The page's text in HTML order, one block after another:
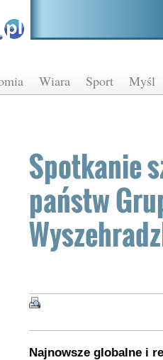
Wiara Sport Myśl
Spotkanie
państw
Najnowsze globalne i